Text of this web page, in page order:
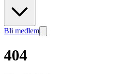
Bli medlem
404